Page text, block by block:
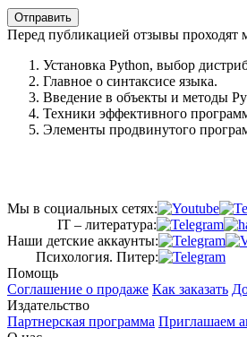
Отправить
Перед публикацией отзывы проходят
Установка Python, выбор
Главное о синтаксисе языка.
Введение в объекты и методы
Техники эффективного
Элементы продвинутого
Мы в социальных сетях:
IT – литература:
Наши детские аккаунты:
Психология. Питер:
Помощь
Соглашение о продаже Как заказать
Издательство
Партнерская программа Приглашаем